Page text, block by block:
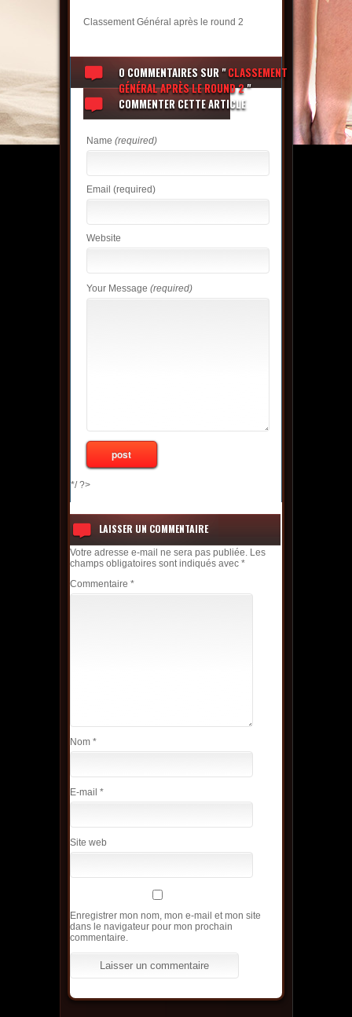
Classement Général après le round 2
0 COMMENTAIRESSUR "CLASSEMENT
GÉNÉRAL APRÈS LE ROUND 2"
COMMENTER CETTE ARTICLE
Name (required)
Email (required)
Website
Your Message (required)
*/ ?>
LAISSER UN COMMENTAIRE
Votre adresse e-mail ne sera pas publiée. Les
champs obligatoires sont indiqués avec *
Commentaire *
Nom *
E-mail *
Site web
Enregistrer mon nom, mon e-mail et mon site
dans le navigateur pour mon prochain
commentaire.